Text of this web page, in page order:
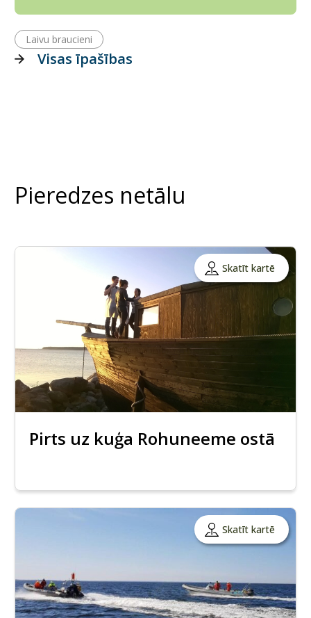
Laivu braucieni
Visas īpašības
Pieredzes netālu
Skatīt kartē
Pirts uz kuģa Rohuneeme ostā
Skatīt kartē